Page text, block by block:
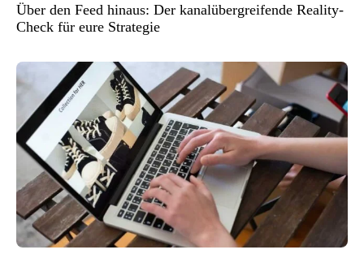
Über den Feed hinaus: Der kanalübergreifende Reality-
Check für eure Strategie